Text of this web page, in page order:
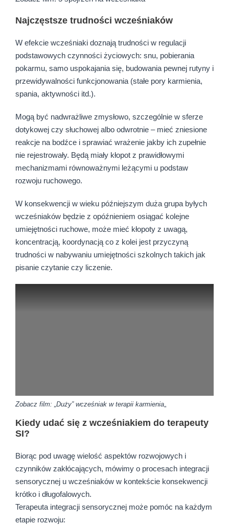
Najczęstsze trudności wcześniaków
W efekcie wcześniaki doznają trudności w regulacji
podstawowych czynności życiowych: snu, pobierania
pokarmu, samo uspokajania się, budowania pewnej rutyny i
przewidywalności funkcjonowania (stałe pory karmienia,
spania, aktywności itd.).
Mogą być nadwrażliwe zmysłowo, szczególnie w sferze
dotykowej czy słuchowej albo odwrotnie – mieć zniesione
reakcje na bodźce i sprawiać wrażenie jakby ich zupełnie
nie rejestrowały. Będą miały kłopot z prawidłowymi
mechanizmami równoważnymi leżącymi u podstaw
rozwoju ruchowego.
W konsekwencji w wieku późniejszym duża grupa byłych
wcześniaków będzie z opóźnieniem osiągać kolejne
umiejętności ruchowe, może mieć kłopoty z uwagą,
koncentracją, koordynacją co z kolei jest przyczyną
trudności w nabywaniu umiejętności szkolnych takich jak
pisanie czytanie czy liczenie.
Zobacz film: „Duży” wcześniak w terapii karmienia„
Kiedy udać się z wcześniakiem do terapeuty
SI?
Biorąc pod uwagę wielość aspektów rozwojowych i
czynników zakłócających, mówimy o procesach integracji
sensorycznej u wcześniaków w kontekście konsekwencji
krótko i długofalowych.
Terapeuta integracji sensorycznej może pomóc na każdym
etapie rozwoju: